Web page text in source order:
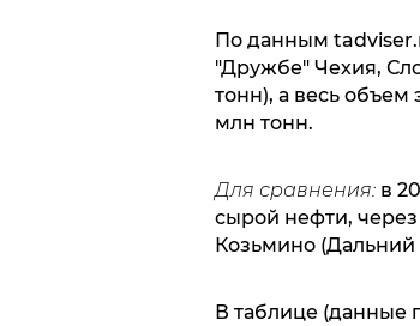
По данным
"Дружбе" Чехия,
тонн), а весь объем
млн тонн.
Для сравнения:в
сырой нефти, через
Козьмино (Дальний
В таблице (данные